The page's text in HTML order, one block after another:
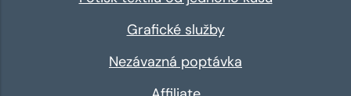
Grafické služby
Nezávazná poptávka